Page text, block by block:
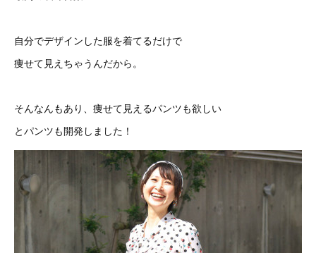
自分でデザインした服を着てるだけで
痩せて見えちゃうんだから。
そんなんもあり、痩せて見えるパンツも欲しい
とパンツも開発しました！